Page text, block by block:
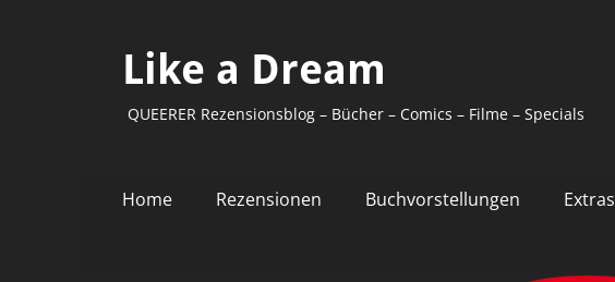
Like a Dream
QUEERER Rezensionsblog – Bücher – Comics – Filme – Specials
Primäres
Inhalt
Home Rezensionen Buchvorstellungen Extras